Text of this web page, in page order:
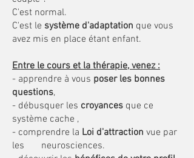
C'est normal.
C'est le système d'adaptation que vous
avez mis en place étant enfant.
Entre le cours et la thérapie, venez :
- apprendre à vous poser les bonnes
questions,
- débusquer les croyances que ce
système cache ,
- comprendre la Loi d'attraction vue par
les neurosciences.